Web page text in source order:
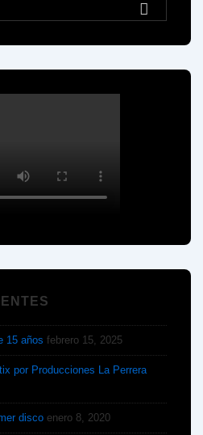
15 años febrero 15, 2025
por Producciones La Perrera
disco enero 8, 2020